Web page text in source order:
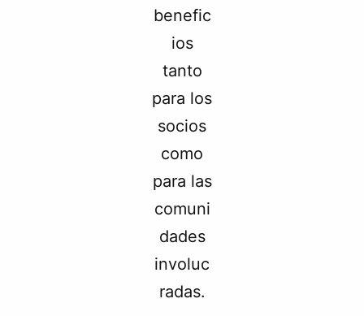
benefic
ios
tanto
para los
socios
como
para las
comuni
dades
involuc
radas.